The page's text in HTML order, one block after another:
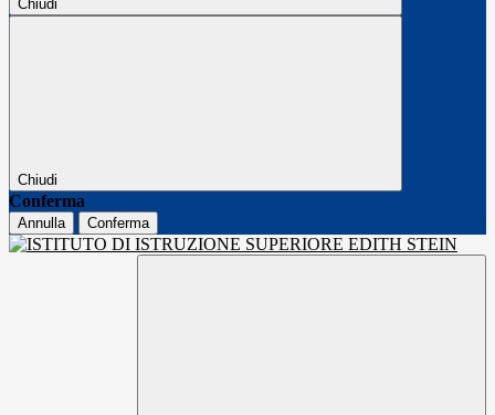
Chiudi
Chiudi
Conferma
Annulla Conferma